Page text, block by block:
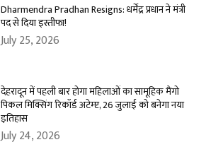
Dharmendra Pradhan Resigns: धर्मेंद्र प्रधान ने मंत्री
पद से दिया इस्तीफा!
July 25, 2026
देहरादून में पहली बार होगा महिलाओं का सामूहिक मैंगो
पिकल मिक्सिंग रिकॉर्ड अटेम्प्ट, 26 जुलाई को बनेगा नया
इतिहास
July 24, 2026